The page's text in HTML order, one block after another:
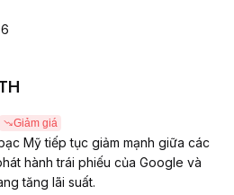
Giảm giá
Mỹ tiếp tục giảm mạnh giữa các
hành trái phiếu của Google và
tăng lãi suất.